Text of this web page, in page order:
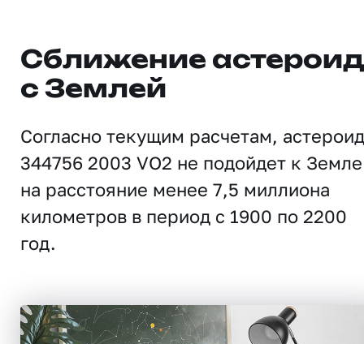
Сближение
с Землей
Согласно текущим расчетам, астероид
344756 2003 VO2 не подойдет к Земле
на расстояние менее 7,5 миллиона
километров в период с 1900 по 2200
год.